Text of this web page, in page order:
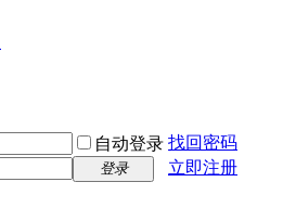
自动登录 找回密码
登录
立即注册